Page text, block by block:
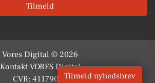
Tilmeld
Vores Digital © 2026
Kontakt VORES Digital
CVR: 41179082Tilmeld nyhedsbrev